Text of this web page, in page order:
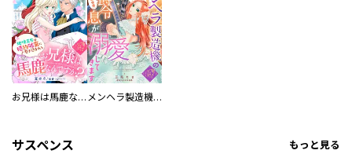
お兄様は馬鹿なんですか？～地味王女は婚約破棄に巻き込まれる～ メンヘラ製造機の公爵令息（過保護）が溺愛してきます
サスペンス もっと見る